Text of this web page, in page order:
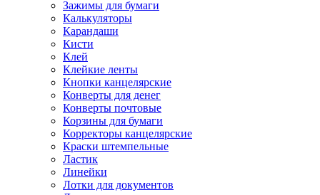
Зажимы для бумаги
Калькуляторы
Карандаши
Кисти
Клей
Клейкие ленты
Кнопки канцелярские
Конверты для денег
Конверты почтовые
Корзины для бумаги
Корректоры канцелярские
Краски штемпельные
Ластик
Линейки
Лотки для документов